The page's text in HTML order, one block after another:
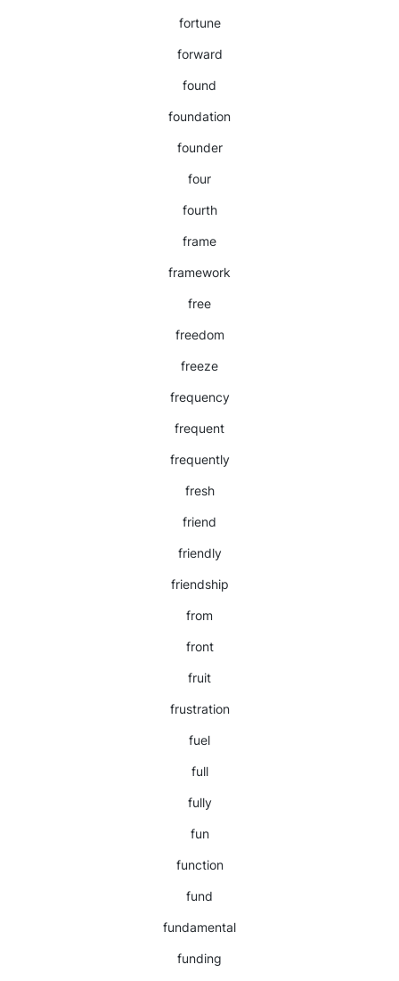
fortune
forward
found
foundation
founder
four
fourth
frame
framework
free
freedom
freeze
frequency
frequent
frequently
fresh
friend
friendly
friendship
from
front
fruit
frustration
fuel
full
fully
fun
function
fund
fundamental
funding